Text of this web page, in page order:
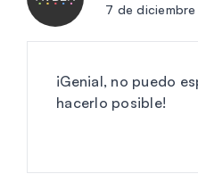
7 de
¡Genial, no puedo
hacerlo posible!